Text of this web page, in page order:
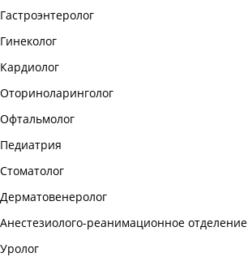
Гастроэнтеролог
Гинеколог
Кардиолог
Оториноларинголог
Офтальмолог
Педиатрия
Стоматолог
Дерматовенеролог
Анестезиолого-реанимационное отделение
Уролог